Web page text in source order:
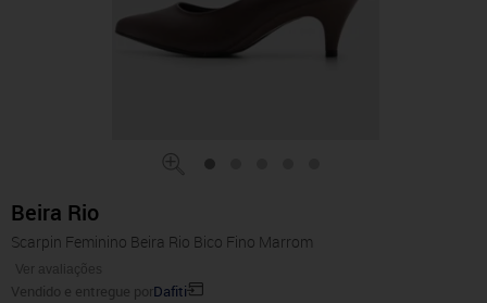
Beira Rio
Scarpin Feminino Beira Rio Bico Fino Marrom
Ver avaliações
Vendido e entregue porDafiti